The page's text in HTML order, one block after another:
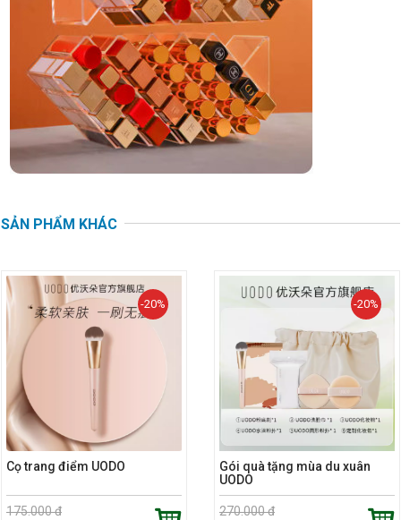
SẢN PHẨM KHÁC
-20%
Cọ trang điểm UODO
175.000 đ
-20%
Gói quà tặng mùa du xuân
UODO
270.000 đ